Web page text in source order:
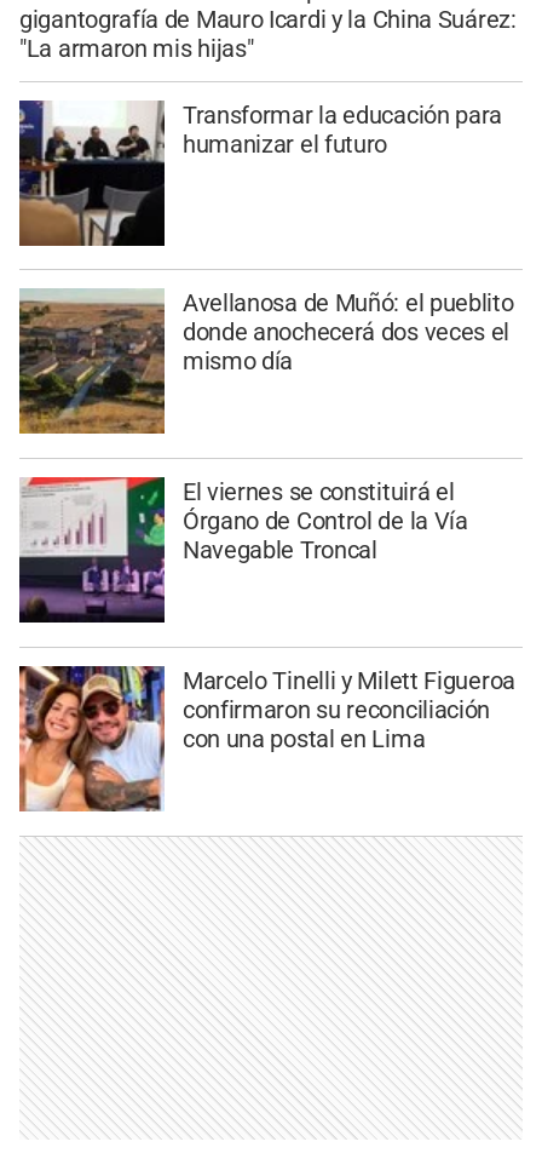
gigantografía de Mauro Icardi y la China Suárez:
"La armaron mis hijas"
Transformar la educación para
humanizar el futuro
Avellanosa de Muñó: el pueblito
donde anochecerá dos veces el
mismo día
El viernes se constituirá el
Órgano de Control de la Vía
Navegable Troncal
Marcelo Tinelli y Milett Figueroa
confirmaron su reconciliación
con una postal en Lima